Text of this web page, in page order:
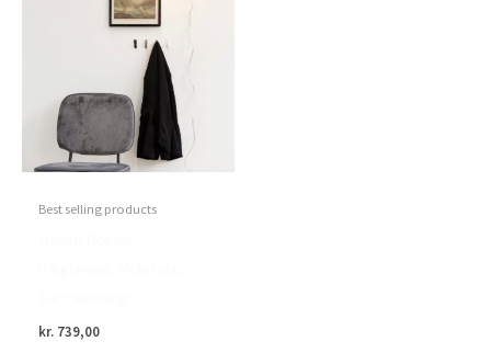
Best selling products
kr. 739,00